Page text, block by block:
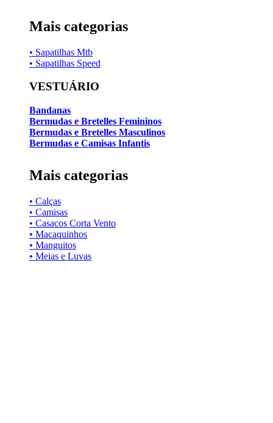
Mais categorias
• Sapatilhas Mtb
• Sapatilhas Speed
VESTUÁRIO
Bandanas
Bermudas e Bretelles Femininos
Bermudas e Bretelles Masculinos
Bermudas e Camisas Infantis
Mais categorias
• Calças
• Camisas
• Casacos Corta Vento
• Macaquinhos
• Manguitos
• Meias e Luvas